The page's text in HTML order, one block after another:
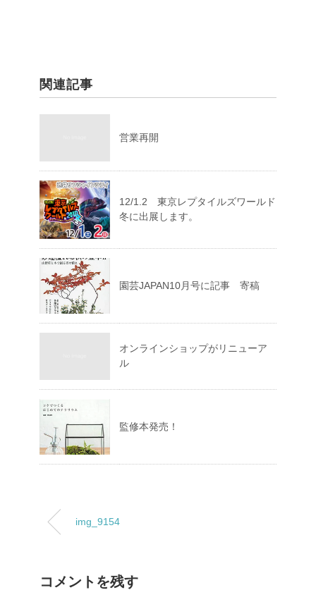
関連記事
営業再開
12/1.2 東京レプタイルズワールド
冬に出展します。
園芸JAPAN10月号に記事 寄稿
オンラインショップがリニューア
ル
監修本発売！
img_9154
コメントを残す